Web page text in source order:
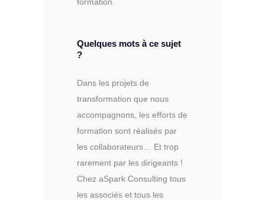
Quelques mots à ce sujet
?
Dans les projets de
transformation que nous
accompagnons, les efforts de
formation sont réalisés par
les collaborateurs… Et trop
rarement par les dirigeants !
Chez aSpark Consulting tous
les associés et tous les